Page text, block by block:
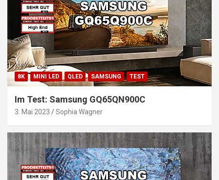
8K MINI LED QLED SAMSUNG TEST
Im Test: Samsung GQ65QN900C
3. Mai 2023 Sophia Wagner